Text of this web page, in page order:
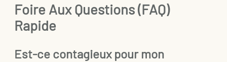
Foire Aux Questions (FAQ)
Rapide
Est-ce contagieux pour mon